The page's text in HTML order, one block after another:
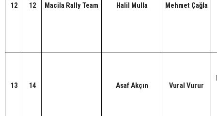
12 12 Macila Rally Team Halil Mulla Mehmet Çağla
13 14 Asaf Akçın Vural Vurur